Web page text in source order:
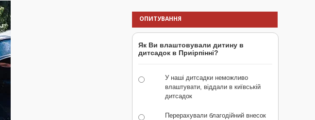
ОПИТУВАННЯ
Як Ви влаштовували дитину в
дитсадок в Приірпінні?
У наші дитсадки неможливо
влаштувати, віддали в київській
дитсадок
Перерахували благодійний внесок